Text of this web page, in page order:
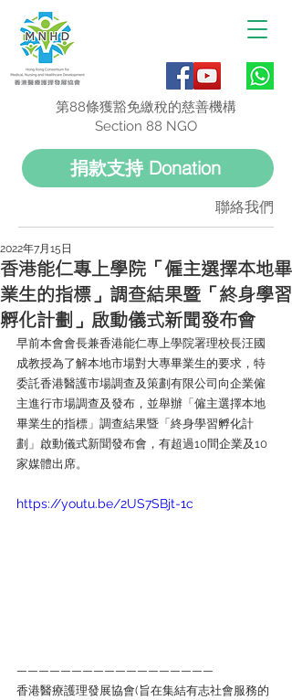
聯絡我們
捐款支持 Donation
第88條獲豁免繳稅的慈善機構
Section 88 NGO
香港能仁專上學院「僱主選擇本地畢
業生的指標」調查結果暨「終身學習
孵化計劃」啟動儀式新聞發布會
2022年7月15日
早前本會會長兼香港能仁專上學院署理校長汪國
成教授為了解本地市場對大專畢業生的要求，特
委託香港醫護市場調查及策劃有限公司向企業僱
主進行市場調查及發布，並舉辦「僱主選擇本地
畢業生的指標」調查結果暨「終身學習孵化計
劃」啟動儀式新聞發布會，有超過10間企業及10
家媒體出席。
https://youtu.be/2US7SBjt-1c
——————————————————
香港醫療護理發展協會(旨在集結有志社會服務的